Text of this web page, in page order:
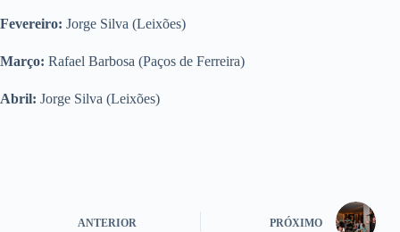
Fevereiro: Jorge Silva (Leixões)
Março: Rafael Barbosa (Paços de Ferreira)
Abril: Jorge Silva (Leixões)
ANTERIOR PRÓXIMO